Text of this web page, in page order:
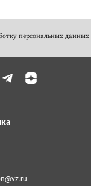
персональных данных